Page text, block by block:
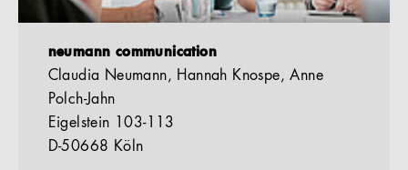
neumann communication
Claudia Neumann, Hannah Knospe, Anne
Polch-Jahn
Eigelstein 103-113
D-50668 Köln